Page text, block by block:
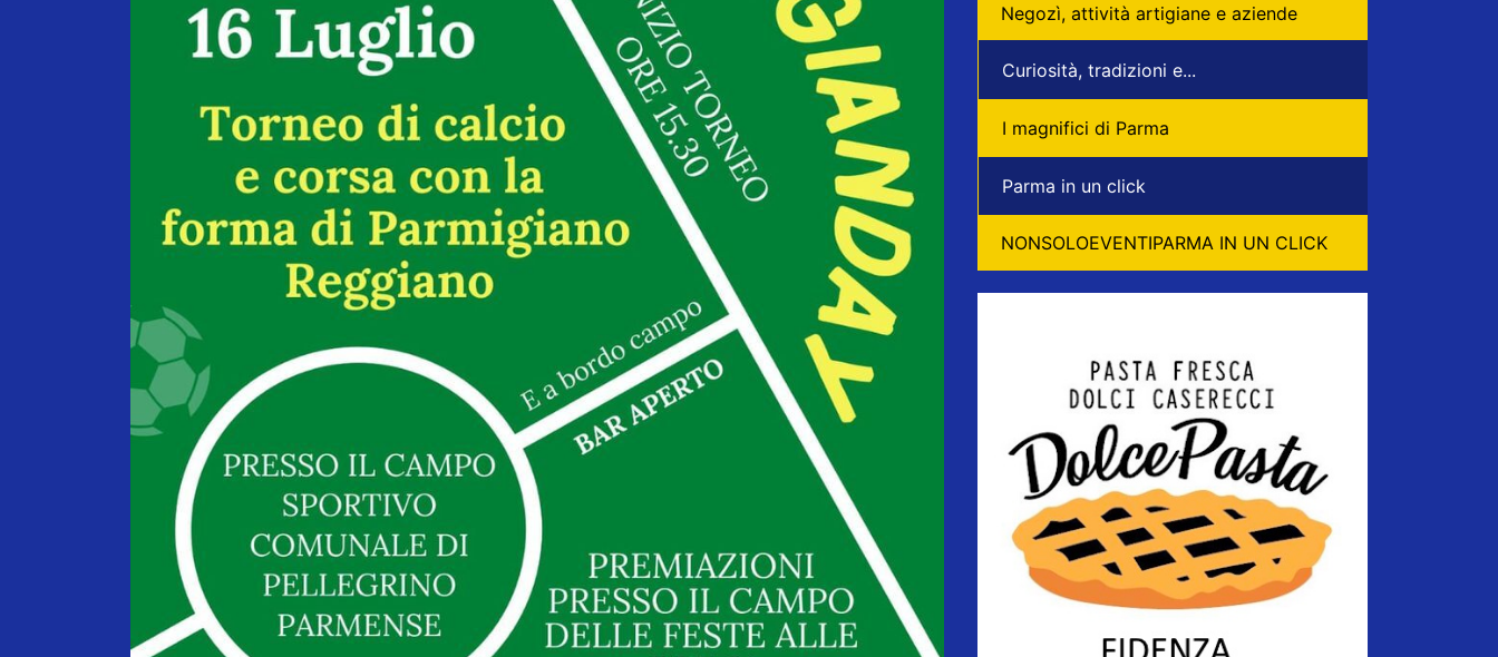
Negozì, attività artigiane e aziende
Curiosità, tradizioni e...
I magnifici di Parma
Parma in un click
NONSOLOEVENTIPARMA IN UN CLICK